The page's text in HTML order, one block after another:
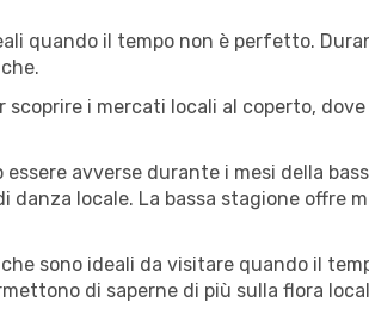
quando il tempo non è perfetto.
i mercati locali al coperto,
avverse durante i mesi della
locale. La bassa stagione offre
sono ideali da visitare quando il
di saperne di più sulla flora